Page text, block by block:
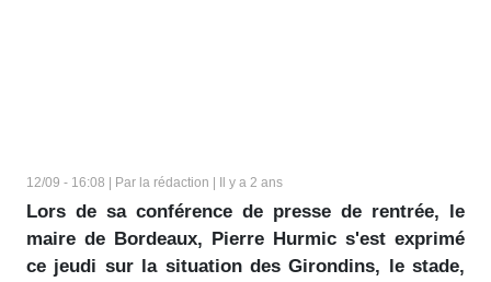
12/09 - 16:08 | Par la rédaction | Il y a 2 ans
Lors de sa conférence de presse de rentrée, le
maire de Bordeaux, Pierre Hurmic s'est exprimé
ce jeudi sur la situation des Girondins, le stade,